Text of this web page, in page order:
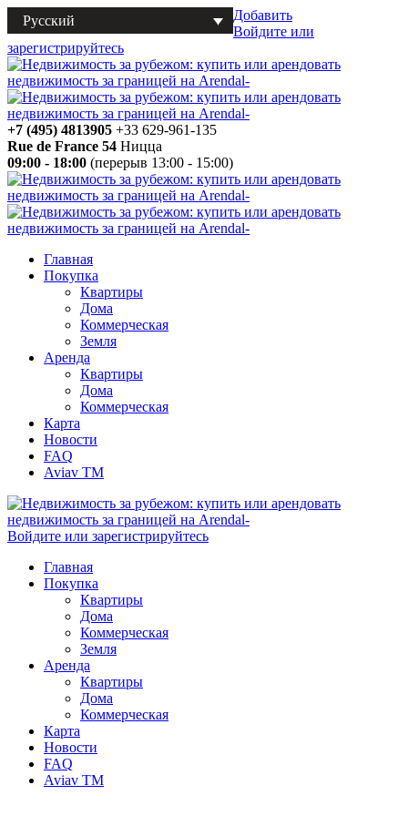
Русский
Добавить
Войдите или
зарегистрируйтесь
+7 (495) 4813905 +33 629-961-135
Rue de France 54 Ницца
09:00 - 18:00 (перерыв 13:00 - 15:00)
Главная
Покупка
Квартиры
Дома
Коммерческая
Земля
Аренда
Квартиры
Дома
Коммерческая
Карта
Новости
FAQ
Aviav TM
Войдите или зарегистрируйтесь
Главная
Покупка
Квартиры
Дома
Коммерческая
Земля
Аренда
Квартиры
Дома
Коммерческая
Карта
Новости
FAQ
Aviav TM